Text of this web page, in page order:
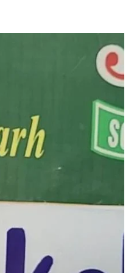
Naam Sada Sukhdai